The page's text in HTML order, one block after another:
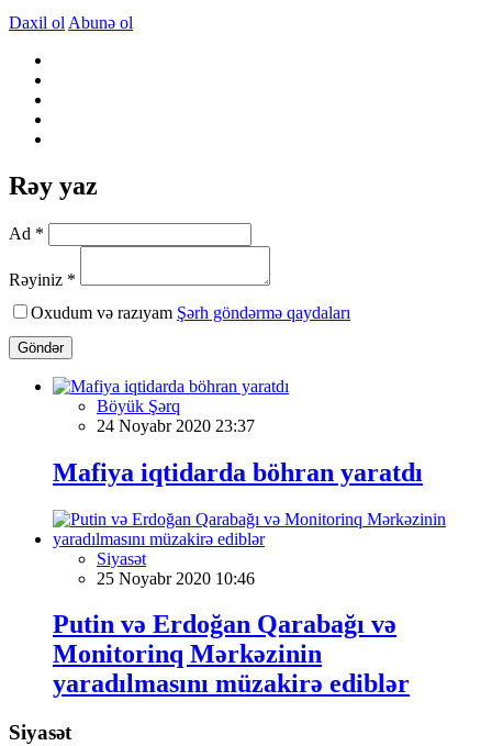
Daxil ol Abunə ol
Rəy yaz
Ad *
Rəyiniz *
Oxudum və razıyam Şərh göndərmə qaydaları
Göndər
Böyük Şərq
24 Noyabr 2020 23:37
Mafiya iqtidarda böhran yaratdı
Siyasət
25 Noyabr 2020 10:46
Putin və Erdoğan Qarabağı və
Monitorinq Mərkəzinin
yaradılmasını müzakirə ediblər
Siyasət